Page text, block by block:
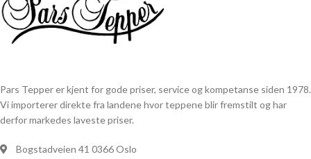
Pars Tepper er kjent for gode priser, service og kompetanse siden 1978.
Vi importerer direkte fra landene hvor teppene blir fremstilt og har
derfor markedes laveste priser.
Bogstadveien 41 0366 Oslo